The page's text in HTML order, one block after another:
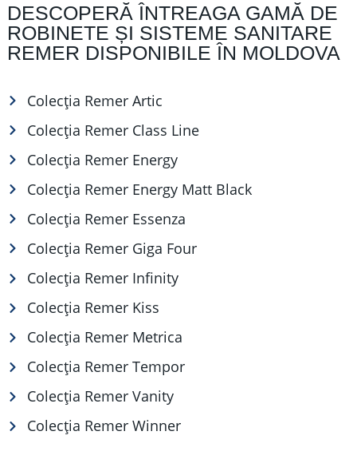
DESCOPERĂ ÎNTREAGA GAMĂ DE
ROBINETE ȘI SISTEME SANITARE
REMER DISPONIBILE ÎN MOLDOVA
Colecția Remer Artic
Colecția Remer Class Line
Colecția Remer Energy
Colecția Remer Energy Matt Black
Colecția Remer Essenza
Colecția Remer Giga Four
Colecția Remer Infinity
Colecția Remer Kiss
Colecția Remer Metrica
Colecția Remer Tempor
Colecția Remer Vanity
Colecția Remer Winner